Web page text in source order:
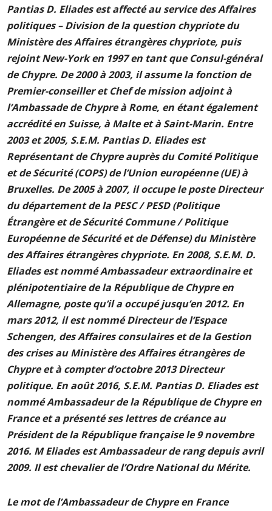
Pantias D. Eliades est affecté au service des Affaires
politiques – Division de la question chypriote du
Ministère des Affaires étrangères chypriote, puis
rejoint New-York en 1997 en tant que Consul-général
de Chypre. De 2000 à 2003, il assume la fonction de
Premier-conseiller et Chef de mission adjoint à
l’Ambassade de Chypre à Rome, en étant également
accrédité en Suisse, à Malte et à Saint-Marin. Entre
2003 et 2005, S.E.M. Pantias D. Eliades est
Représentant de Chypre auprès du Comité Politique
et de Sécurité (COPS) de l’Union européenne (UE) à
Bruxelles. De 2005 à 2007, il occupe le poste Directeur
du département de la PESC / PESD (Politique
Étrangère et de Sécurité Commune / Politique
Européenne de Sécurité et de Défense) du Ministère
des Affaires étrangères chypriote. En 2008, S.E.M. D.
Eliades est nommé Ambassadeur extraordinaire et
plénipotentiaire de la République de Chypre en
Allemagne, poste qu’il a occupé jusqu’en 2012. En
mars 2012, il est nommé Directeur de l’Espace
Schengen, des Affaires consulaires et de la Gestion
des crises au Ministère des Affaires étrangères de
Chypre et à compter d’octobre 2013 Directeur
politique. En août 2016, S.E.M. Pantias D. Eliades est
nommé Ambassadeur de la République de Chypre en
France et a présenté ses lettres de créance au
Président de la République française le 9 novembre
2016. M Eliades est Ambassadeur de rang depuis avril
2009. Il est chevalier de l’Ordre National du Mérite.
Le mot de l’Ambassadeur de Chypre en France